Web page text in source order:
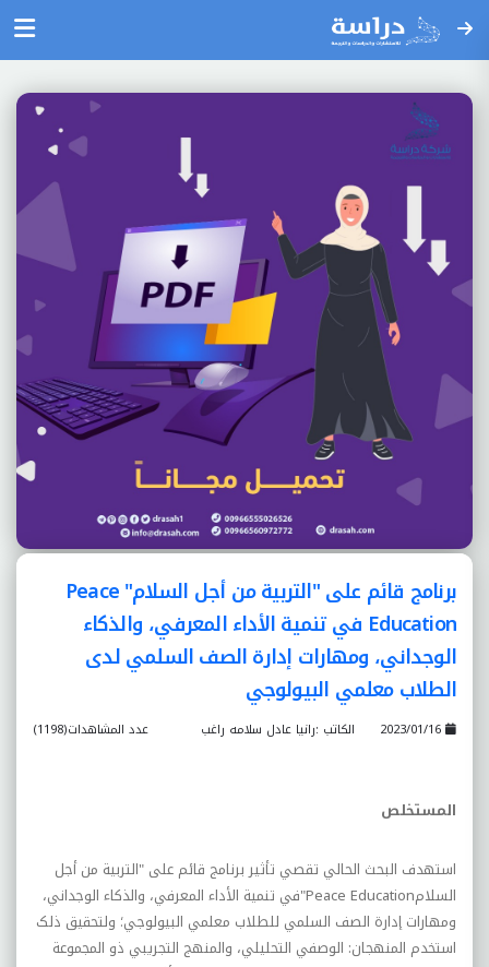
برنامج قائم على "التربية من أجل السلام" Peace
Education في تنمية الأداء المعرفي، والذکاء
الوجداني، ومهارات إدارة الصف السلمي لدى
الطلاب معلمي البيولوجي
عدد المشاهدات(1198) الكاتب :رانيا عادل سلامه راغب
المستخلص
استهدف البحث الحالي تقصي تأثير برنامج قائم على "التربية من أجل
السلام"Peace Educationفي تنمية الأداء المعرفي، والذکاء الوجداني،
ومهارات إدارة الصف السلمي للطلاب معلمي البيولوجي؛ ولتحقيق ذلک
استخدم المنهجان: الوصفي التحليلي، والمنهج التجريبي ذو المجموعة